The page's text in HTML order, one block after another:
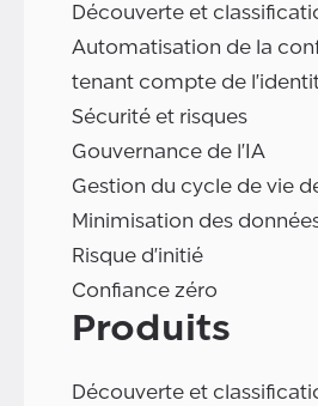
Découverte et
Automatisation de la
tenant compte de
Sécurité et risques
Gouvernance de l'IA
Gestion du cycle de vie
Minimisation des
Risque d'initié
Confiance zéro
Produits
Découverte et